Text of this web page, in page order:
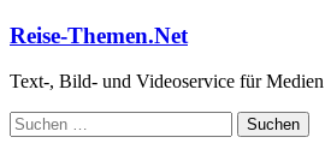
Zum
springen
Reise-Themen.Net
Text-, Bild- und Videoservice für Medien
Suchen
nach: